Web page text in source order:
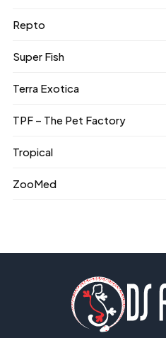
Repto
Super Fish
Terra Exotica
TPF – The Pet Factory
Tropical
ZooMed